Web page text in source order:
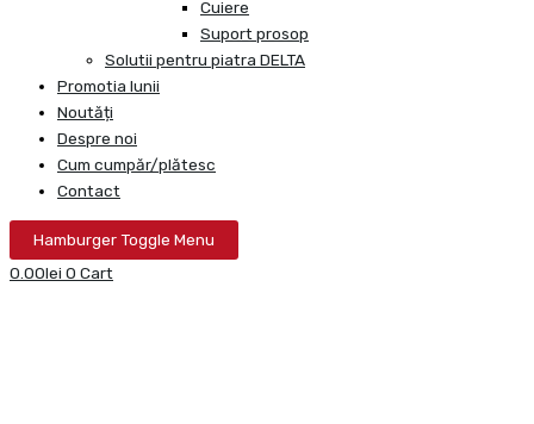
Cuiere
Suport prosop
Solutii pentru piatra DELTA
Promotia lunii
Noutăți
Despre noi
Cum cumpăr/plătesc
Contact
Hamburger Toggle Menu
0.00lei 0 Cart